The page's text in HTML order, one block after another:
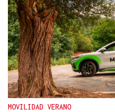
MOVILIDAD VERANO